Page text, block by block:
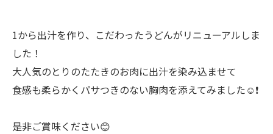
1から出汁を作り、こだわったうどんがリニューアルしま
した！
大人気のとりのたたきのお肉に出汁を染み込ませて
食感も柔らかくパサつきのない胸肉を添えてみました☺️❗️
是非ご賞味ください😊